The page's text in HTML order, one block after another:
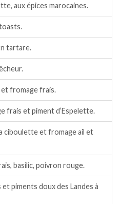
aux épices marocaines.
tartare.
fromage frais.
frais et piment d’Espelette.
ciboulette et fromage ail et
basilic, poivron rouge.
piments doux des Landes à